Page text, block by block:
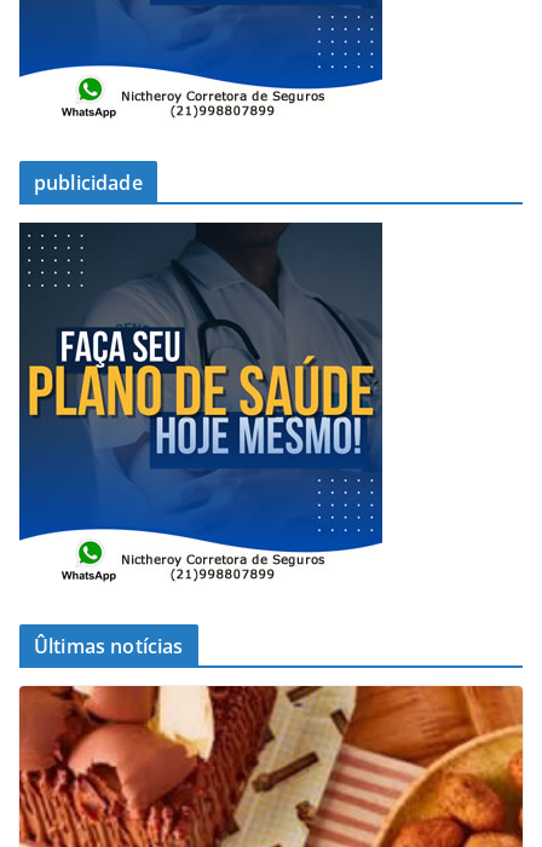
publicidade
Ûltimas notícias